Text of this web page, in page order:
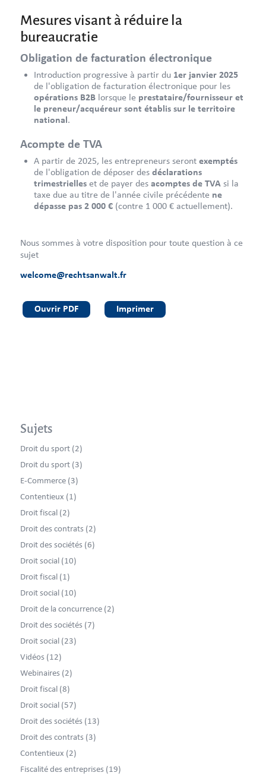
Mesures visant à réduire la
bureaucratie
Obligation de facturation électronique
Introduction progressive à partir du 1er janvier 2025
de l'obligation de facturation électronique pour les
opérations B2Blorsque le prestataire/fournisseur et
le preneur/acquéreur sont établis sur le territoire
national.
Acompte de TVA
A partir de 2025, les entrepreneurs seront exemptés
de l'obligation de déposer des déclarations
trimestrielleset de payer des acomptes de TVA si la
taxe due au titre de l'année civile précédente ne
dépasse pas 2 000 €(contre 1 000 € actuellement).
Nous sommes à votre disposition pour toute question à ce
sujet
welcome@rechtsanwalt.fr
Ouvrir PDF Imprimer
Sujets
Droit du sport(2)
Droit du sport(3)
E-Commerce(3)
Contentieux (1)
Droit fiscal(2)
Droit des contrats (2)
Droit des sociétés (6)
Droit social(10)
Droit fiscal(1)
Droit social(10)
Droit de la concurrence(2)
Droit des sociétés (7)
Droit social(23)
Vidéos (12)
Webinaires (2)
Droit fiscal(8)
Droit social(57)
Droit des sociétés (13)
Droit des contrats (3)
Contentieux (2)
Fiscalité des entreprises (19)